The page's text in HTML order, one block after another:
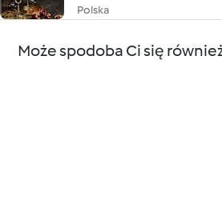
Polska
Może spodoba Ci się